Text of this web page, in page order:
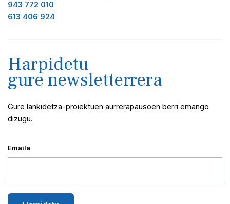
943 772 010
613 406 924
Harpidetu
gure newsletterrera
Gure lankidetza-proiektuen aurrerapausoen berri emango
dizugu.
Emaila